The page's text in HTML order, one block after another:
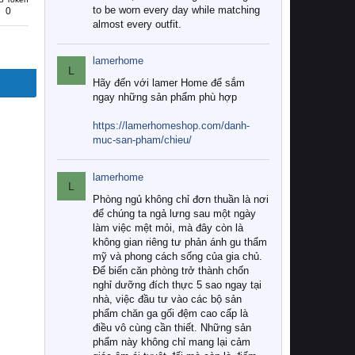
0
to be worn every day while matching
almost every outfit.
L
lamerhome
Hãy đến với lamer Home để sắm
ngay những sản phẩm phù hợp
https://lamerhomeshop.com/danh-
muc-san-pham/chieu/
L
lamerhome
Phòng ngủ không chỉ đơn thuần là nơi
để chúng ta ngả lưng sau một ngày
làm việc mệt mỏi, mà đây còn là
không gian riêng tư phản ánh gu thẩm
mỹ và phong cách sống của gia chủ.
Để biến căn phòng trở thành chốn
nghỉ dưỡng đích thực 5 sao ngay tại
nhà, việc đầu tư vào các bộ sản
phẩm chăn ga gối đệm cao cấp là
điều vô cùng cần thiết. Những sản
phẩm này không chỉ mang lại cảm